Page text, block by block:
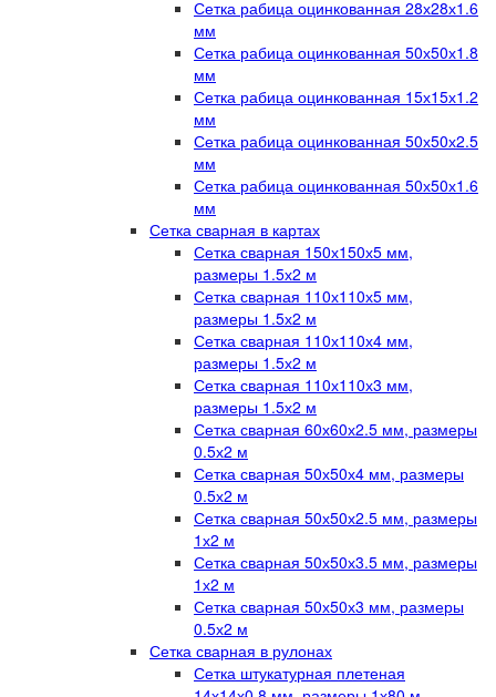
Сетка рабица оцинкованная 28х28х1.6
мм
Сетка рабица оцинкованная 50х50х1.8
мм
Сетка рабица оцинкованная 15х15х1.2
мм
Сетка рабица оцинкованная 50х50х2.5
мм
Сетка рабица оцинкованная 50х50х1.6
мм
Сетка сварная в картах
Сетка сварная 150х150х5 мм,
размеры 1.5х2 м
Сетка сварная 110х110х5 мм,
размеры 1.5х2 м
Сетка сварная 110х110х4 мм,
размеры 1.5х2 м
Сетка сварная 110х110х3 мм,
размеры 1.5х2 м
Сетка сварная 60х60х2.5 мм, размеры
0.5х2 м
Сетка сварная 50х50х4 мм, размеры
0.5х2 м
Сетка сварная 50х50х2.5 мм, размеры
1х2 м
Сетка сварная 50х50х3.5 мм, размеры
1х2 м
Сетка сварная 50х50х3 мм, размеры
0.5х2 м
Сетка сварная в рулонах
Сетка штукатурная плетеная